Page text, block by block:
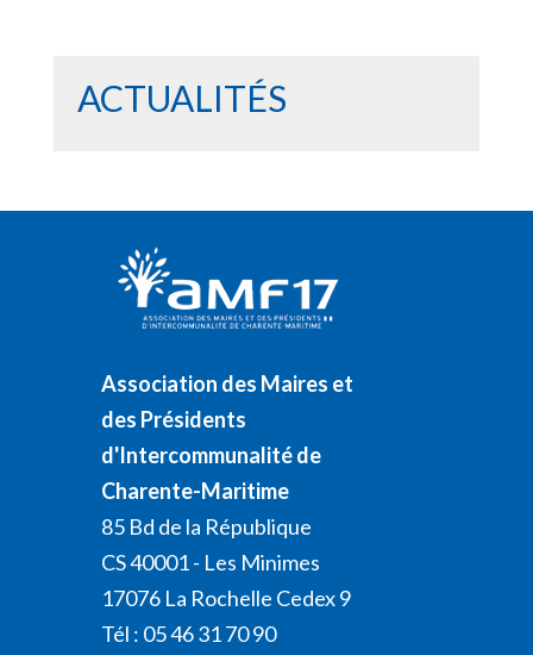
ACTUALITÉS
Association des Maires et
des Présidents
d'Intercommunalité de
Charente-Maritime
85 Bd de la République
CS 40001 - Les Minimes
17076 La Rochelle Cedex 9
Tél : 05 46 31 70 90